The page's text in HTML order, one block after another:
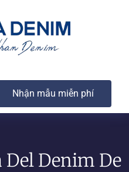
Nhận mẫu miễn phí
Denim De